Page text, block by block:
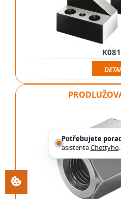
Potřebujete
asistentaChettyho.